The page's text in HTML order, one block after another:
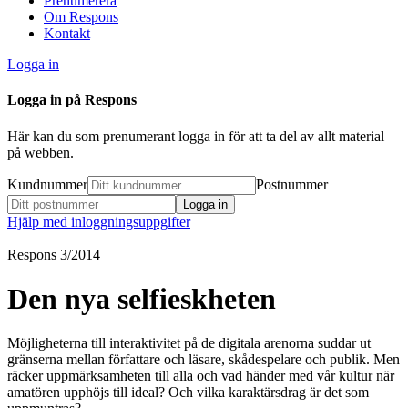
Om Respons
Kontakt
Logga in
Logga in på Respons
Här kan du som prenumerant logga in för att ta del av allt material
på webben.
Kundnummer Postnummer
Hjälp med inloggningsuppgifter
Respons 3/2014
Den nya selfieskheten
Möjligheterna till interaktivitet på de digitala arenorna suddar ut
gränserna mellan författare och läsare, skådespelare och publik. Men
räcker uppmärksamheten till alla och vad händer med vår kultur när
amatören upphöjs till ideal? Och vilka karaktärsdrag är det som